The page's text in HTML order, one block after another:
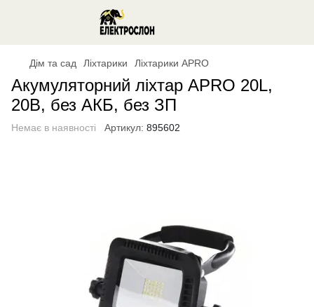
Дім та сад Ліхтарики Ліхтарики APRO
Акумуляторний ліхтар APRO 20L,
20В, без АКБ, без ЗП
Немає в наявності Артикул: 895602